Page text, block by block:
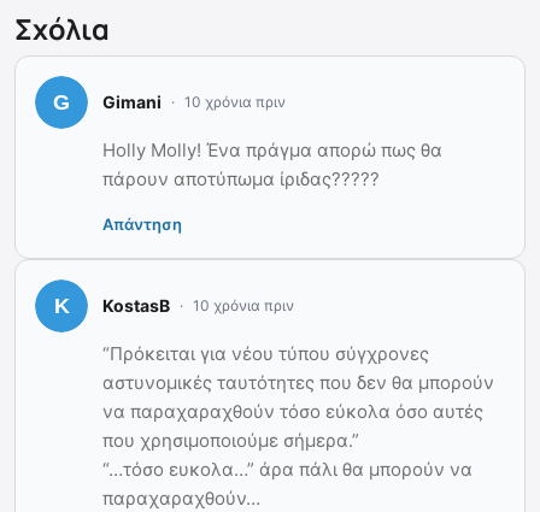
Σχόλια
Gimani 10 χρόνια πριν
Holly Molly! Ένα πράγμα απορώ πως θα
πάρουν αποτύπωμα ίριδας?????
Απάντηση
KostasB 10 χρόνια πριν
“Πρόκειται για νέου τύπου σύγχρονες
αστυνομικές ταυτότητες που δεν θα μπορούν
να παραχαραχθούν τόσο εύκολα όσο αυτές
που χρησιμοποιούμε σήμερα.”
“…τόσο ευκολα…” άρα πάλι θα μπορούν να
παραχαραχθούν…